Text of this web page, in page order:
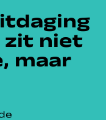
zit niet
maar